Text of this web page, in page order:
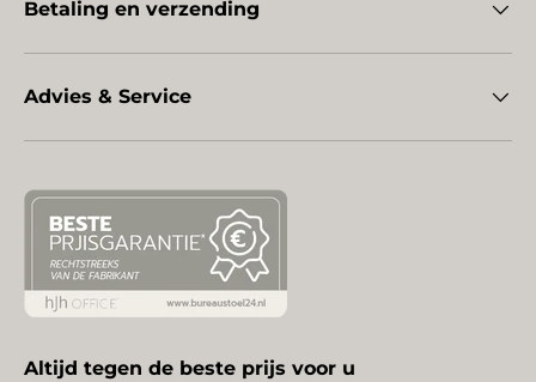
Betaling en verzending
Advies & Service
Altijd tegen de beste prijs voor u